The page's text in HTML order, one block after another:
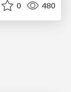
0 480